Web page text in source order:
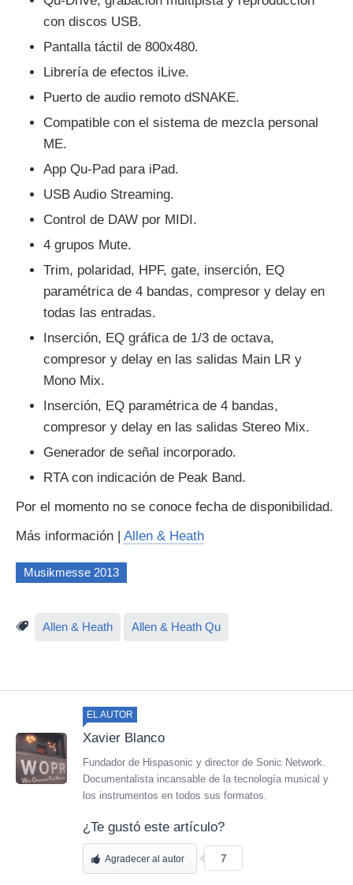
con discos USB.
Pantalla táctil de 800x480.
Librería de efectos iLive.
Puerto de audio remoto dSNAKE.
Compatible con el sistema de mezcla personal
ME.
App Qu-Pad para iPad.
USB Audio Streaming.
Control de DAW por MIDI.
4 grupos Mute.
Trim, polaridad, HPF, gate, inserción, EQ
paramétrica de 4 bandas, compresor y delay en
todas las entradas.
Inserción, EQ gráfica de 1/3 de octava,
compresor y delay en las salidas Main LR y
Mono Mix.
Inserción, EQ paramétrica de 4 bandas,
compresor y delay en las salidas Stereo Mix.
Generador de señal incorporado.
RTA con indicación de Peak Band.
Por el momento no se conoce fecha de disponibilidad.
Más información | Allen & Heath
Musikmesse 2013
Allen & Heath Allen & Heath Qu
EL AUTOR
Xavier Blanco
Fundador de Hispasonic y director de Sonic Network.
Documentalista incansable de la tecnología musical y
los instrumentos en todos sus formatos.
¿Te gustó este artículo?
Agradecer al autor 7